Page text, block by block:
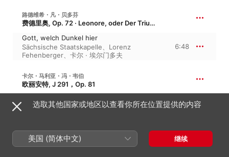
路德维希・凡・贝多芬
费德里奥, Op. 72 · Leonore, oder Der Triumph der ehelichen Liebe
Gott, welch Dunkel hier
Sächsische Staatskapelle、 Lorenz
Fehenberger、 卡尔 · 埃尔门多夫
6:48
卡尔・马利亚・冯・韦伯
欧丽安特, J 291，Op. 81
Wehen mir Lüfte Ruh`
巴伐利亚广播交响乐团、Lorenz
4:07
梅耶贝尔：DIE HUGENOTTEN
选取其他国家或地区以查看你所在位置提供的内容
美国 (简体中文) 继续